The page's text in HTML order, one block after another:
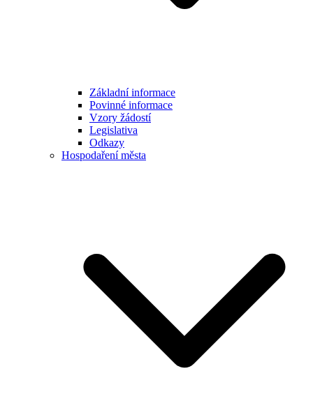
Základní informace
Povinné informace
Vzory žádostí
Legislativa
Odkazy
Hospodaření města